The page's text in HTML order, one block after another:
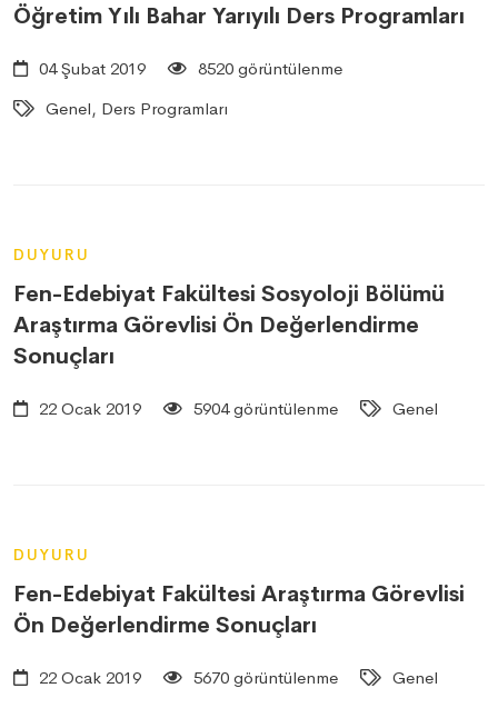
Öğretim Yılı Bahar Yarıyılı Ders Programları
04 Şubat 2019
8520 görüntülenme
Genel, Ders Programları
DUYURU
Fen-Edebiyat Fakültesi Sosyoloji Bölümü
Araştırma Görevlisi Ön Değerlendirme
Sonuçları
22 Ocak 2019 5904 görüntülenme Genel
DUYURU
Fen-Edebiyat Fakültesi Araştırma Görevlisi
Ön Değerlendirme Sonuçları
22 Ocak 2019 5670 görüntülenme Genel